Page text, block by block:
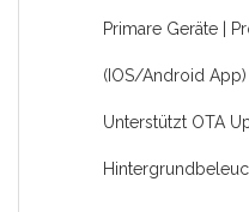
Primare Geräte |
(IOS/Android App)
Unterstützt OTA